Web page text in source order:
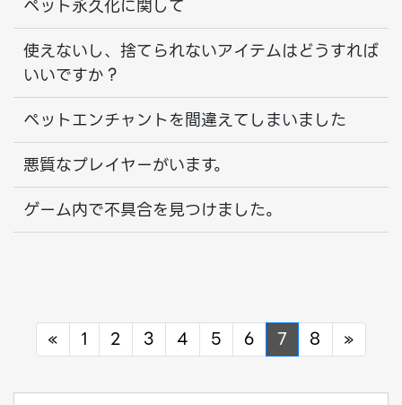
ペット永久化に関して
使えないし、捨てられないアイテムはどうすれば
いいですか？
ペットエンチャントを間違えてしまいました
悪質なプレイヤーがいます。
ゲーム内で不具合を見つけました。
« Previous
1 2 3 4 5 6 7 8 »